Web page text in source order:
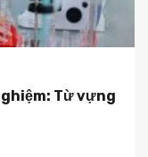
Từ vựng